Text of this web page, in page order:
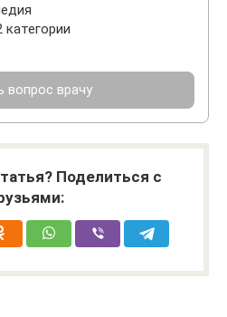
категории
вопрос врачу
Поделиться с